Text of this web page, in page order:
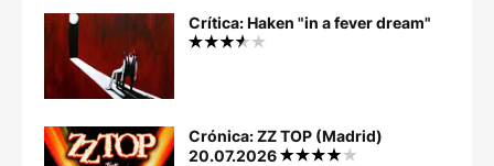
Crítica: Haken "in a fever dream"
Crónica: ZZ TOP (Madrid)
20.07.2026